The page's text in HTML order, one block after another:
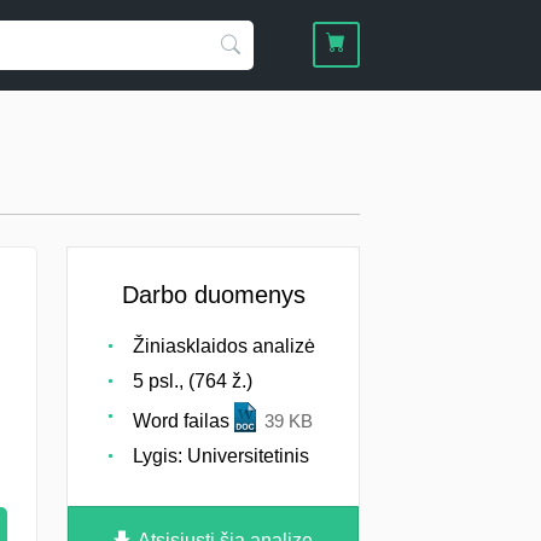
Darbo duomenys
Žiniasklaidos analizė
5 psl., (764 ž.)
Word failas
39 KB
Lygis: Universitetinis